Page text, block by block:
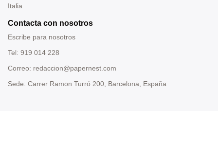
Italia
Contacta con nosotros
Escribe para nosotros
Tel: 919 014 228
Correo: redaccion@papernest.com
Sede: Carrer Ramon Turró 200, Barcelona, España